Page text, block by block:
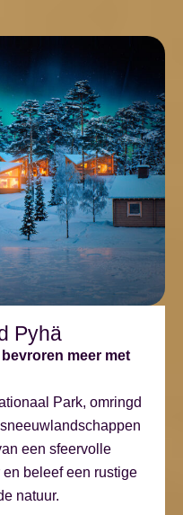
Pyhä
meer met
Park, omringd
een sfeervolle
en beleef een rustige
natuur.